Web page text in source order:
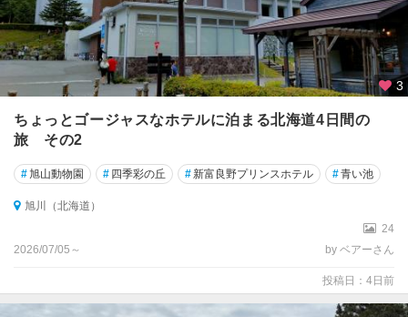
3
ちょっとゴージャスなホテルに泊まる北海道4日間の
旅 その2
#旭山動物園 # 四季彩の丘 #新富良野プリンスホテル #青い池
旭川（北海道）
24
2026/07/05～
by ベアーさん
投稿日：4日前